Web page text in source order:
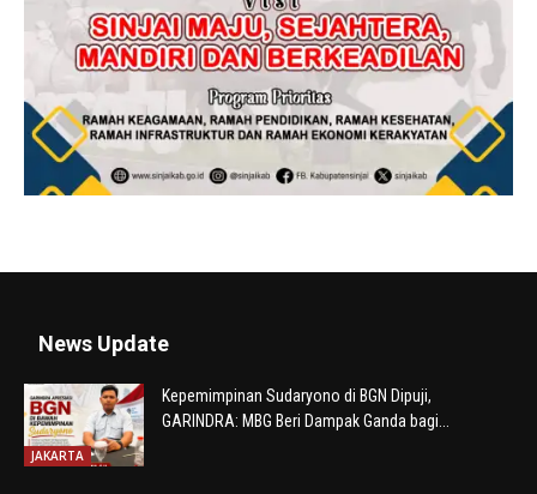
News Update
JAKARTA
Kepemimpinan Sudaryono di BGN Dipuji,
GARINDRA: MBG Beri Dampak Ganda bagi...